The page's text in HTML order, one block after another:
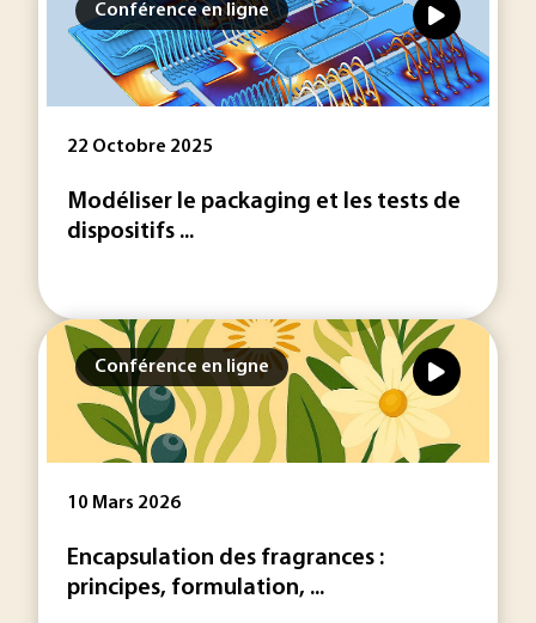
Conférence en ligne
22 Octobre 2025
Modéliser le packaging et les tests de
dispositifs ...
Conférence en ligne
10 Mars 2026
Encapsulation des fragrances :
principes, formulation, ...